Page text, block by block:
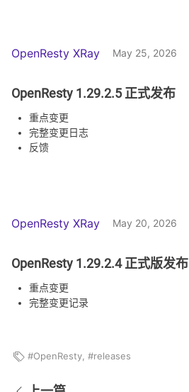
OpenResty XRay May 25, 2026
OpenResty 1.29.2.5 正式发布
重点变更
完整变更日志
反馈
OpenResty XRay May 20, 2026
OpenResty 1.29.2.4 正式版发布
重点变更
完整变更记录
OpenResty releases